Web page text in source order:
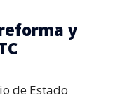
y
de Estado